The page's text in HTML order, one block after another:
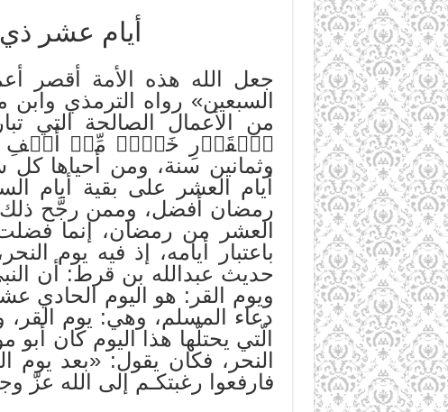
أيام عشر
جعل الله هذه الأمة أقصر
السبعين» رواه الترمذي وابن
من الأعمال الصالحة التي
ٱلۡقَدۡرِ خَيۡرٞ مِّنۡ أَلۡفِ شَهۡرٖ [.
وثمانين سنة، ومن أحياها كل
أيام العشر على بقية أيام
رمضان أفضل، وممن رجَّح ذلك
العشر من رمضان، إنما فضلت
باعتبار أيامه، إذ فيه يوم
حديث عبدالله بن قرط: أن
ويوم القر: هو اليوم الحادي
دعاء المسلم، وهي: يوم القر،
الّتي يحتلّها هذا اليوم كان
النحر، فكان يقول: «بعد يوم
فارفعوا رغبتكـم إلى الله عزّ